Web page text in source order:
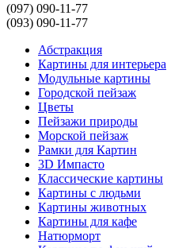
(097) 090-11-77
(093) 090-11-77
Абстракция
Картины для интерьера
Модульные картины
Городской пейзаж
Цветы
Пейзажи природы
Морской пейзаж
Рамки для Картин
3D Импасто
Классические картины
Картины с людьми
Картины животных
Картины для кафе
Натюрморт